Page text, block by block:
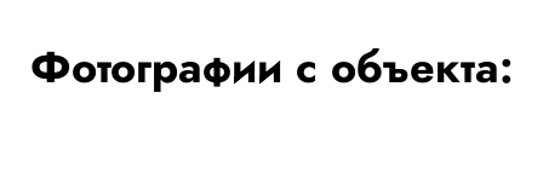
Фотографии с объекта: